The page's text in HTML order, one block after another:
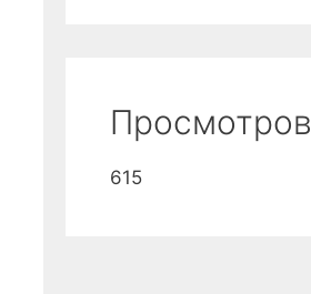
Просмотров
615